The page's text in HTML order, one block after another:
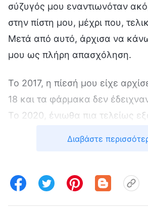
σύζυγός μου εναντιωνόταν
στην πίστη μου, μέχρι που,
Μετά από αυτό, άρχισα να
μου ως πλήρη απασχόληση.
Το 2017, η πίεσή μου είχε
18 και τα φάρμακα δεν
Το 2020, ένιωθα πια τελείως
δεν μπορούσα να πλύνω ούτε
νεφροπάθεια; Τι θα κάνω αν
Διαβάστε